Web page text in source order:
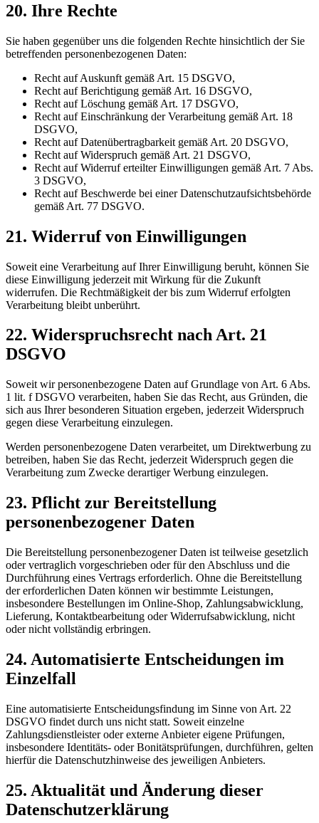
20. Ihre Rechte
Sie haben gegenüber uns die folgenden Rechte hinsichtlich der Sie
betreffenden personenbezogenen Daten:
Recht auf Auskunft gemäß Art. 15 DSGVO,
Recht auf Berichtigung gemäß Art. 16 DSGVO,
Recht auf Löschung gemäß Art. 17 DSGVO,
Recht auf Einschränkung der Verarbeitung gemäß Art. 18
DSGVO,
Recht auf Datenübertragbarkeit gemäß Art. 20 DSGVO,
Recht auf Widerspruch gemäß Art. 21 DSGVO,
Recht auf Widerruf erteilter Einwilligungen gemäß Art. 7 Abs.
3 DSGVO,
Recht auf Beschwerde bei einer Datenschutzaufsichtsbehörde
gemäß Art. 77 DSGVO.
21. Widerruf von Einwilligungen
Soweit eine Verarbeitung auf Ihrer Einwilligung beruht, können Sie
diese Einwilligung jederzeit mit Wirkung für die Zukunft
widerrufen. Die Rechtmäßigkeit der bis zum Widerruf erfolgten
Verarbeitung bleibt unberührt.
22. Widerspruchsrecht nach Art. 21
DSGVO
Soweit wir personenbezogene Daten auf Grundlage von Art. 6 Abs.
1 lit. f DSGVO verarbeiten, haben Sie das Recht, aus Gründen, die
sich aus Ihrer besonderen Situation ergeben, jederzeit Widerspruch
gegen diese Verarbeitung einzulegen.
Werden personenbezogene Daten verarbeitet, um Direktwerbung zu
betreiben, haben Sie das Recht, jederzeit Widerspruch gegen die
Verarbeitung zum Zwecke derartiger Werbung einzulegen.
23. Pflicht zur Bereitstellung
personenbezogener Daten
Die Bereitstellung personenbezogener Daten ist teilweise gesetzlich
oder vertraglich vorgeschrieben oder für den Abschluss und die
Durchführung eines Vertrags erforderlich. Ohne die Bereitstellung
der erforderlichen Daten können wir bestimmte Leistungen,
insbesondere Bestellungen im Online-Shop, Zahlungsabwicklung,
Lieferung, Kontaktbearbeitung oder Widerrufsabwicklung, nicht
oder nicht vollständig erbringen.
24. Automatisierte Entscheidungen im
Einzelfall
Eine automatisierte Entscheidungsfindung im Sinne von Art. 22
DSGVO findet durch uns nicht statt. Soweit einzelne
Zahlungsdienstleister oder externe Anbieter eigene Prüfungen,
insbesondere Identitäts- oder Bonitätsprüfungen, durchführen, gelten
hierfür die Datenschutzhinweise des jeweiligen Anbieters.
25. Aktualität und Änderung dieser
Datenschutzerklärung